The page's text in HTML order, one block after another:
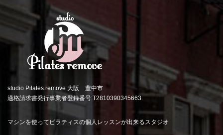
studio Pilates remove 大阪 豊中市
適格請求書発行事業者登録番号:T2810390345663
マシンを使ってピラティスの個人レッスンが出来るスタジオ